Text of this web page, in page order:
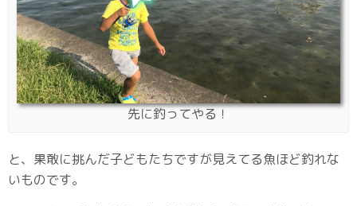
先に釣ってやる！
と、果敢に挑んだ子どもたちですが見えてる魚ほど釣れな
いものです。